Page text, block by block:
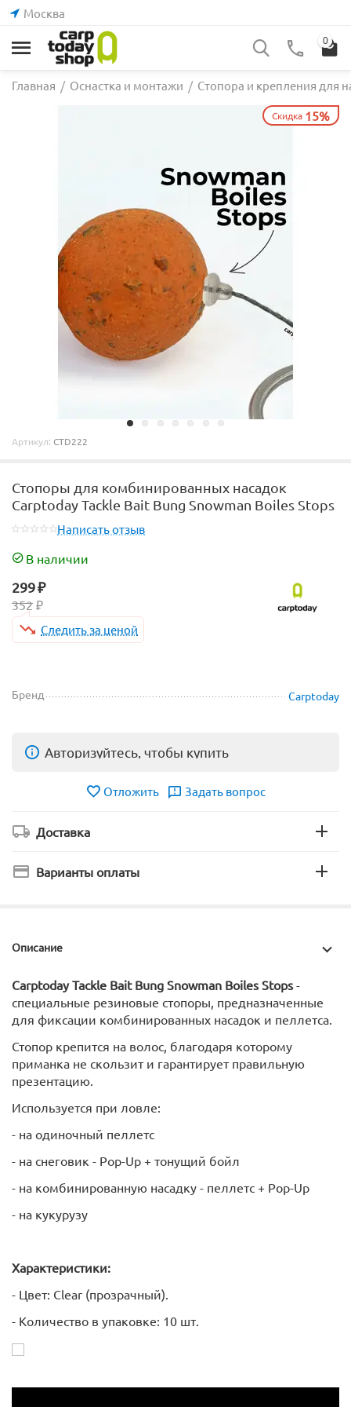
Москва
0
Главная / Оснастка и монтажи / Стопора и крепления для
Скидка 15%
Артикул: CTD222
Стопоры для комбинированных насадок
Carptoday Tackle Bait Bung Snowman Boiles Stops
Написать отзыв
В наличии
299₽
352 ₽
Следить за ценой
Бренд Carptoday
Авторизуйтесь, чтобы купить
Отложить Задать вопрос
Доставка
Варианты оплаты
Описание
Carptoday Tackle Bait Bung Snowman Boiles Stops -
специальные резиновые стопоры, предназначенные
для фиксации комбинированных насадок и пеллетса.
Стопор крепится на волос, благодаря которому
приманка не скользит и гарантирует правильную
презентацию.
Используется при ловле:
- на одиночный пеллетс
- на снеговик - Pop-Up + тонущий бойл
- на комбинированную насадку - пеллетс + Pop-Up
- на кукурузу
Характеристики:
- Цвет: Clear (прозрачный).
- Количество в упаковке: 10 шт.